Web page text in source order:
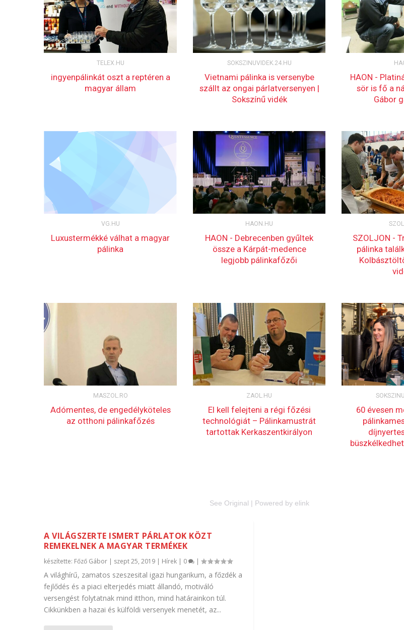
See Original | Powered by elink
A VILÁGSZERTE ISMERT PÁRLATOK KÖZT
REMEKELNEK A MAGYAR TERMÉKEK
készítette: Főző Gábor | szept 25, 2019 | Hírek | 0 |
A világhírű, zamatos szeszesital igazi hungarikum, a főzdék a
fejlődés és a piaci elterjedés miatt állandó, motiváló
versengést folytatnak mind itthon, mind határainkon túl.
Cikkünkben a hazai és külföldi versenyek menetét, az...